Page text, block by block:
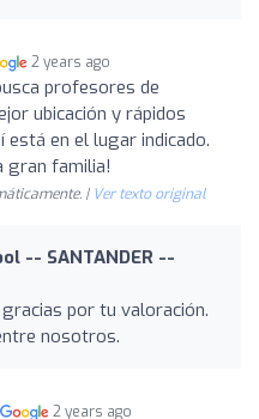
2 years ago
profesores de
ubicación y rápidos
está en el lugar indicado.
gran familia!
| Ver texto original
-- SANTANDER --
por tu valoración.
nosotros.
2 years ago